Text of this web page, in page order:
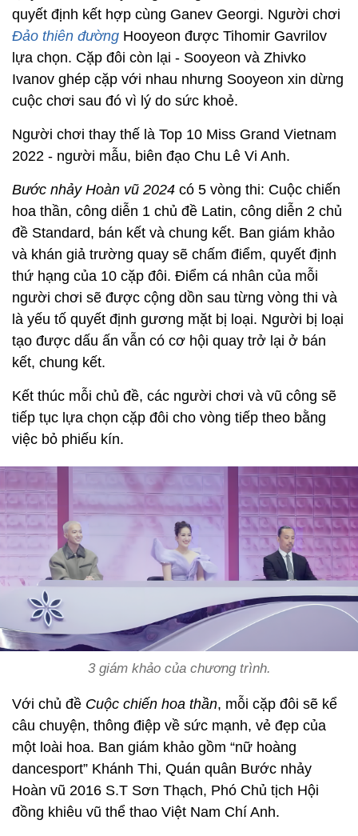
quyết định kết hợp cùng Ganev Georgi. Người chơi
Đảo thiên đường Hooyeon được Tihomir Gavrilov
lựa chọn. Cặp đôi còn lại - Sooyeon và Zhivko
Ivanov ghép cặp với nhau nhưng Sooyeon xin dừng
cuộc chơi sau đó vì lý do sức khoẻ.
Người chơi thay thế là Top 10 Miss Grand Vietnam
2022 - người mẫu, biên đạo Chu Lê Vi Anh.
Bước nhảy Hoàn vũ 2024 có 5 vòng thi: Cuộc chiến
hoa thần, công diễn 1 chủ đề Latin, công diễn 2 chủ
đề Standard, bán kết và chung kết. Ban giám khảo
và khán giả trường quay sẽ chấm điểm, quyết định
thứ hạng của 10 cặp đôi. Điểm cá nhân của mỗi
người chơi sẽ được cộng dồn sau từng vòng thi và
là yếu tố quyết định gương mặt bị loại. Người bị loại
tạo được dấu ấn vẫn có cơ hội quay trở lại ở bán
kết, chung kết.
Kết thúc mỗi chủ đề, các người chơi và vũ công sẽ
tiếp tục lựa chọn cặp đôi cho vòng tiếp theo bằng
việc bỏ phiếu kín.
3 giám khảo của chương trình.
Với chủ đề Cuộc chiến hoa thần, mỗi cặp đôi sẽ kể
câu chuyện, thông điệp về sức mạnh, vẻ đẹp của
một loài hoa. Ban giám khảo gồm “nữ hoàng
dancesport” Khánh Thi, Quán quân Bước nhảy
Hoàn vũ 2016 S.T Sơn Thạch, Phó Chủ tịch Hội
đồng khiêu vũ thể thao Việt Nam Chí Anh.